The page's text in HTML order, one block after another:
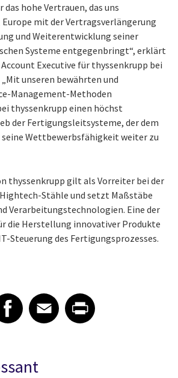
das hohe Vertrauen, das uns
mit der Vertragsverlängerung
und Weiterentwicklung seiner
Systeme entgegenbringt“, erklärt
Executive für thyssenkrupp bei
unseren bewährten und
Management-Methoden
thyssenkrupp einen höchst
der Fertigungsleitsysteme, der dem
Wettbewerbsfähigkeit weiter zu
thyssenkrupp gilt als Vorreiter bei der
Stähle und setzt Maßstäbe
Verarbeitungstechnologien. Eine der
die Herstellung innovativer Produkte
Steuerung des Fertigungsprozesses.
article on Facebook
Facebook
Share article on Email
EmailShare article on Print